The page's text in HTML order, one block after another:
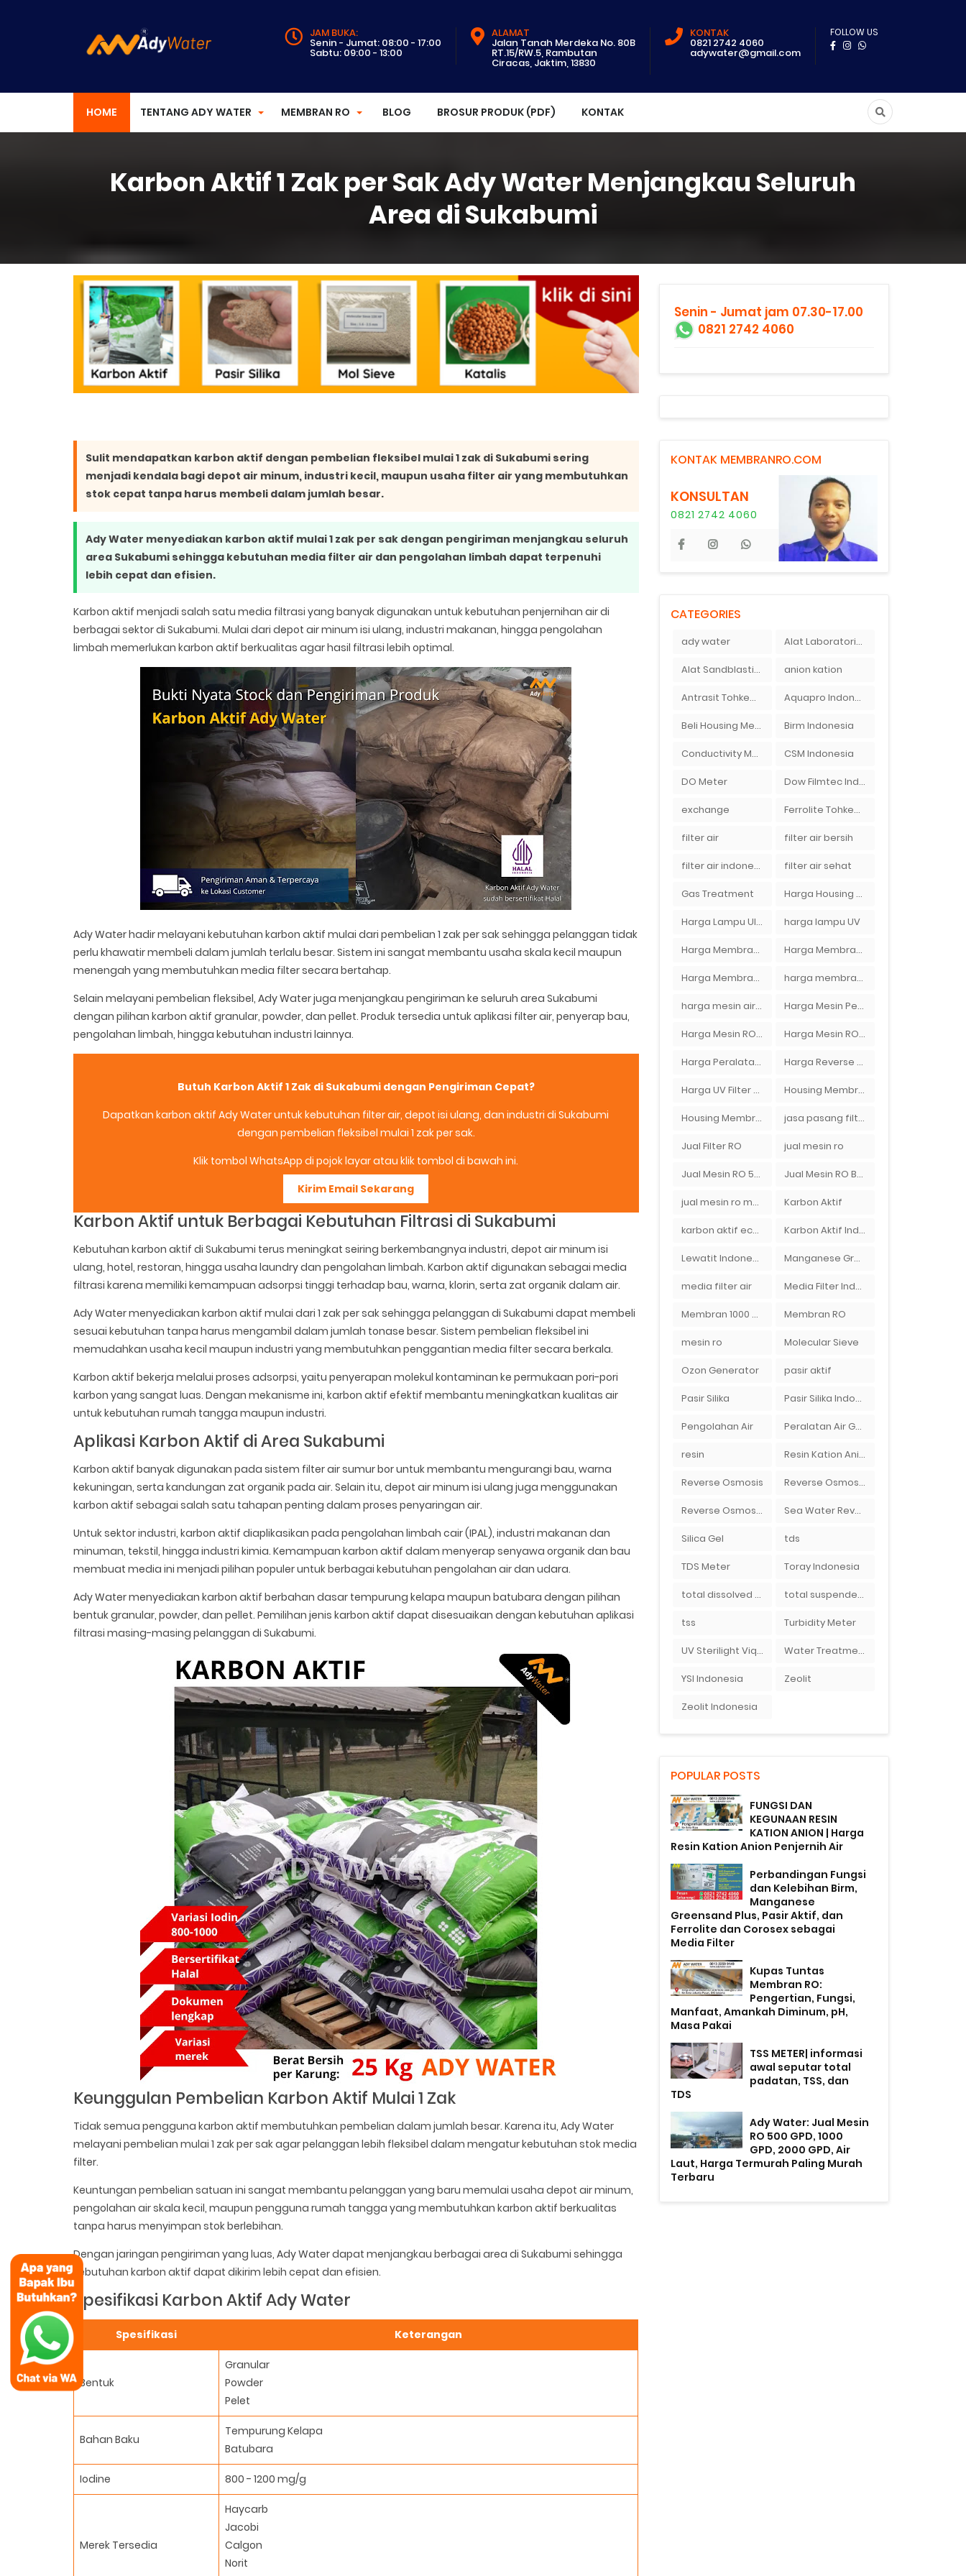
JAM BUKA:
Senin - Jumat: 08:00 - 17:00
Sabtu: 09:00 - 13:00
ALAMAT
Jalan Tanah Merdeka No. 80B
RT.15/RW.5, Rambutan
Ciracas, Jaktim, 13830
KONTAK
0821 2742 4060
adywater@gmail.com
FOLLOW US
HOME TENTANG ADY WATER MEMBRAN RO BLOG BROSUR PRODUK (PDF) KONTAK
Karbon Aktif 1 Zak per Sak Ady Water Menjangkau Seluruh
Area di Sukabumi
Sulit mendapatkan karbon aktif dengan pembelian fleksibel mulai 1 zak di Sukabumi sering
menjadi kendala bagi depot air minum, industri kecil, maupun usaha filter air yang membutuhkan
stok cepat tanpa harus membeli dalam jumlah besar.
Ady Water menyediakan karbon aktif mulai 1 zak per sak dengan pengiriman menjangkau seluruh
area Sukabumi sehingga kebutuhan media filter air dan pengolahan limbah dapat terpenuhi
lebih cepat dan efisien.
Karbon aktif menjadi salah satu media filtrasi yang banyak digunakan untuk kebutuhan penjernihan air di
berbagai sektor di Sukabumi. Mulai dari depot air minum isi ulang, industri makanan, hingga pengolahan
limbah memerlukan karbon aktif berkualitas agar hasil filtrasi lebih optimal.
Ady Water hadir melayani kebutuhan karbon aktif mulai dari pembelian 1 zak per sak sehingga pelanggan tidak
perlu khawatir membeli dalam jumlah terlalu besar. Sistem ini sangat membantu usaha skala kecil maupun
menengah yang membutuhkan media filter secara bertahap.
Selain melayani pembelian fleksibel, Ady Water juga menjangkau pengiriman ke seluruh area Sukabumi
dengan pilihan karbon aktif granular, powder, dan pellet. Produk tersedia untuk aplikasi filter air, penyerap bau,
pengolahan limbah, hingga kebutuhan industri lainnya.
Butuh Karbon Aktif 1 Zak di Sukabumi dengan Pengiriman Cepat?
Dapatkan karbon aktif Ady Water untuk kebutuhan filter air, depot isi ulang, dan industri di Sukabumi
dengan pembelian fleksibel mulai 1 zak per sak.
Klik tombol WhatsApp di pojok layar atau klik tombol di bawah ini.
Kirim Email Sekarang
Karbon Aktif untuk Berbagai Kebutuhan Filtrasi di Sukabumi
Kebutuhan karbon aktif di Sukabumi terus meningkat seiring berkembangnya industri, depot air minum isi
ulang, hotel, restoran, hingga usaha laundry dan pengolahan limbah. Karbon aktif digunakan sebagai media
filtrasi karena memiliki kemampuan adsorpsi tinggi terhadap bau, warna, klorin, serta zat organik dalam air.
Ady Water menyediakan karbon aktif mulai dari 1 zak per sak sehingga pelanggan di Sukabumi dapat membeli
sesuai kebutuhan tanpa harus mengambil dalam jumlah tonase besar. Sistem pembelian fleksibel ini
memudahkan usaha kecil maupun industri yang membutuhkan penggantian media filter secara berkala.
Karbon aktif bekerja melalui proses adsorpsi, yaitu penyerapan molekul kontaminan ke permukaan pori-pori
karbon yang sangat luas. Dengan mekanisme ini, karbon aktif efektif membantu meningkatkan kualitas air
untuk kebutuhan rumah tangga maupun industri.
Aplikasi Karbon Aktif di Area Sukabumi
Karbon aktif banyak digunakan pada sistem filter air sumur bor untuk membantu mengurangi bau, warna
kekuningan, serta kandungan zat organik pada air. Selain itu, depot air minum isi ulang juga menggunakan
karbon aktif sebagai salah satu tahapan penting dalam proses penyaringan air.
Untuk sektor industri, karbon aktif diaplikasikan pada pengolahan limbah cair (IPAL), industri makanan dan
minuman, tekstil, hingga industri kimia. Kemampuan karbon aktif dalam menyerap senyawa organik dan bau
membuat media ini menjadi pilihan populer untuk berbagai kebutuhan pengolahan air dan udara.
Ady Water menyediakan karbon aktif berbahan dasar tempurung kelapa maupun batubara dengan pilihan
bentuk granular, powder, dan pellet. Pemilihan jenis karbon aktif dapat disesuaikan dengan kebutuhan aplikasi
filtrasi masing-masing pelanggan di Sukabumi.
Keunggulan Pembelian Karbon Aktif Mulai 1 Zak
Tidak semua pengguna karbon aktif membutuhkan pembelian dalam jumlah besar. Karena itu, Ady Water
melayani pembelian mulai 1 zak per sak agar pelanggan lebih fleksibel dalam mengatur kebutuhan stok media
filter.
Keuntungan pembelian satuan ini sangat membantu pelanggan yang baru memulai usaha depot air minum,
pengolahan air skala kecil, maupun pengguna rumah tangga yang membutuhkan karbon aktif berkualitas
tanpa harus menyimpan stok berlebihan.
Dengan jaringan pengiriman yang luas, Ady Water dapat menjangkau berbagai area di Sukabumi sehingga
kebutuhan karbon aktif dapat dikirim lebih cepat dan efisien.
Spesifikasi Karbon Aktif Ady Water
Spesifikasi Keterangan
Bentuk
Granular
Powder
Pelet
Bahan Baku
Tempurung Kelapa
Batubara
Iodine 800 - 1200 mg/g
Merek Tersedia
Haycarb
Jacobi
Calgon
Norit
Senin - Jumat jam 07.30-17.00
0821 2742 4060
KONTAK MEMBRANRO.COM
KONSULTAN
0821 2742 4060
CATEGORIES
ady water Alat Laboratorium Indonesia
Alat Sandblasting Kaca anion kation
Antrasit Tohkemy Jepang Indonesia Aquapro Indonesia
Beli Housing Membran Birm Indonesia
Conductivity Meter CSM Indonesia
DO Meter Dow Filmtec Indonesia
exchange Ferrolite Tohkemy Jepang Indonesia
filter air filter air bersih
filter air indonesia filter air sehat
Gas Treatment Harga Housing Membran RO 2000 GPD
Harga Lampu Ultraviolet Depot Air Isi Ulang harga lampu UV
Harga Membran Air Galon Harga Membran Kantor
Harga Membran RO 100 gpd harga membran ro 1000 gpd
harga mesin air ro Harga Mesin Pengisi Air Galon
Harga Mesin RO 2000 GPD Harga Mesin RO 500 GPD
Harga Peralatan RO Harga Reverse Osmosis di Semarang
Harga UV Filter Air Housing Membran
Housing Membran RO jasa pasang filter air
Jual Filter RO jual mesin ro
Jual Mesin RO 500 gpd 1 Membran Jual Mesin RO Bekas di Medan
jual mesin ro murah semarang Karbon Aktif
karbon aktif eceran Karbon Aktif Indonesia
Lewatit Indonesia Manganese Greensand Plus
media filter air Media Filter Indonesia
Membran 1000 GPD Membran RO
mesin ro Molecular Sieve
Ozon Generator pasir aktif
Pasir Silika Pasir Silika Indonesia
Pengolahan Air Peralatan Air Galon RO Palembang
resin Resin Kation Anion
Reverse Osmosis Reverse Osmosis Micron
Reverse Osmosis Surabaya Sea Water Reverse Osmosis
Silica Gel tds
TDS Meter Toray Indonesia
total dissolved solid total suspended solid
tss Turbidity Meter
UV Sterilight Viqua Water Treatment
YSI Indonesia Zeolit
Zeolit Indonesia
POPULAR POSTS
FUNGSI DAN
KEGUNAAN RESIN
KATION ANION | Harga
Resin Kation Anion Penjernih Air
Perbandingan Fungsi
dan Kelebihan Birm,
Manganese
Greensand Plus, Pasir Aktif, dan
Ferrolite dan Corosex sebagai
Media Filter
Kupas Tuntas
Membran RO:
Pengertian, Fungsi,
Manfaat, Amankah Diminum, pH,
Masa Pakai
TSS METER| informasi
awal seputar total
padatan, TSS, dan
TDS
Ady Water: Jual Mesin
RO 500 GPD, 1000
GPD, 2000 GPD, Air
Laut, Harga Termurah Paling Murah
Terbaru